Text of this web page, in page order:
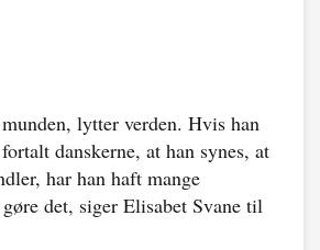
lytter verden. Hvis han
danskerne, at han synes, at
har han haft mange
det, siger Elisabet Svane til